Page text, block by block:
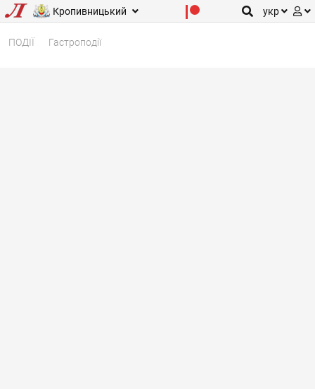
Кропивницький укр
ПОДІЇ Гастроподії